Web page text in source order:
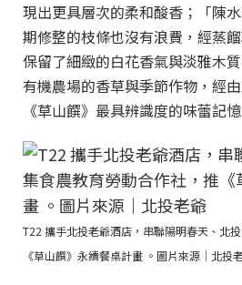
現出更具層次的柔和酸香；「陳
期修整的枝條也沒有浪費，經蒸
保留了細緻的白花香氣與淡雅木
有機農場的香草與季節作物，經
《草山饌》最具辨識度的味蕾記憶
T22 攜手北投老爺酒店，串聯陽明春天、北
《草山饌》永續餐桌計畫 。圖片來源｜北投